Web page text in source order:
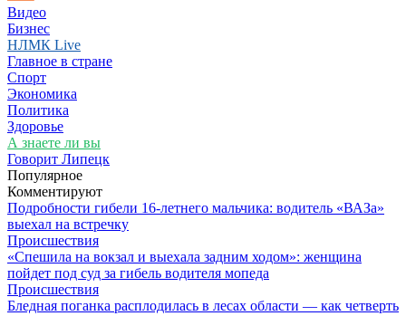
Видео
Бизнес
НЛМК Live
Главное в стране
Спорт
Экономика
Политика
Здоровье
А знаете ли вы
Говорит Липецк
Популярное
Комментируют
Подробности гибели 16-летнего мальчика: водитель «ВАЗа»
выехал на встречку
Происшествия
«Спешила на вокзал и выехала задним ходом»: женщина
пойдет под суд за гибель водителя мопеда
Происшествия
Бледная поганка расплодилась в лесах области — как четверть